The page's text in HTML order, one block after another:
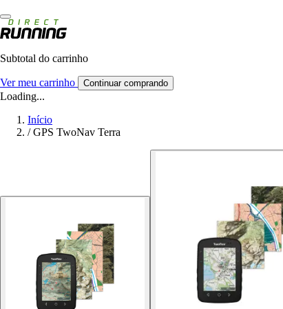
Subtotal do carrinho
Ver meu carrinho Continuar comprando
Loading...
Início
/ GPS TwoNav Terra